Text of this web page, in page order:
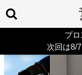
プ
次回は8/
> 26/8/9 (日)